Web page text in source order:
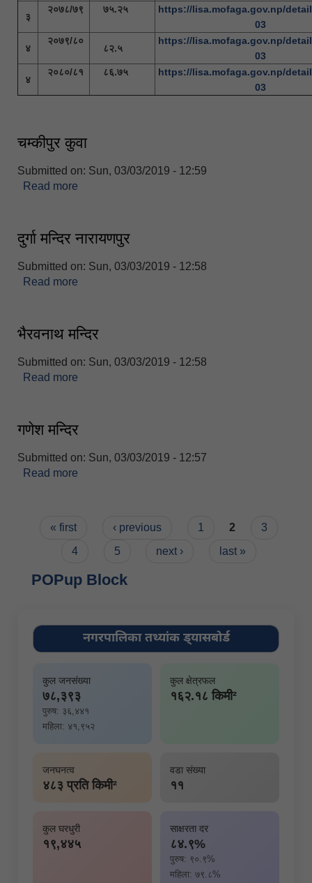
३
२०७८/७९ ७५.२५
https://lisa.mofaga.gov.np/
03
४
२०७९/८०
८२.५
https://lisa.mofaga.gov.np/
03
४
२०८०/८१ ८६.७५
https://lisa.mofaga.gov.np/
03
चम्कीपुर कुवा
Submitted on: Sun, 03/03/2019 - 12:59
Read more
दुर्गा मन्दिर नारायणपुर
Submitted on: Sun, 03/03/2019 - 12:58
Read more
भैरवनाथ मन्दिर
Submitted on: Sun, 03/03/2019 - 12:58
Read more
गणेश मन्दिर
Submitted on: Sun, 03/03/2019 - 12:57
Read more
Pages
« first ‹ previous 1 2
3
4
5 next › last »
POPup Block
नगरपालिका तथ्यांक ड्यासबोर्ड
कुल जनसंख्या
७८,३९३
पुरुष: ३६,४४१
महिला: ४१,९५२
कुल क्षेत्रफल
१६२.१८ किमी²
जनघनत्व
४८३ प्रति किमी²
वडा संख्या
११
कुल घरधुरी
१९,४४५
साक्षरता दर
८४.९%
पुरुष: ९०.९%
महिला: ७९.८%